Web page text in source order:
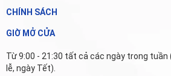
CHÍNH SÁCH
GIỜ MỞ CỬA
Từ 9:00 - 21:30 tất cả các ngày trong tuần
lễ, ngày Tết).